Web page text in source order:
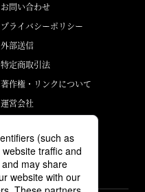
お問い合わせ
プライバシーポリシー
外部送信
特定商取引法
著作権・リンクについて
運営会社